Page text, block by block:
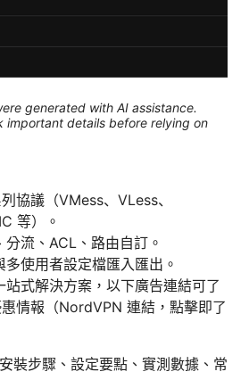
generated with AI assistance.
important details before relying on
協議（VMess、VLess、
等）。
流、ACL、路由自訂。
使用者設定檔匯入匯出。
站式解決方案，以下廣告連結可了
情報（NordVPN 連結，點擊即了
裝步驟、設定要點、實測數據、常